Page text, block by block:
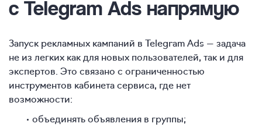
с Telegram Ads напрямую
Запуск рекламных кампаний в Telegram Ads — задача
не из легких как для новых пользователей, так и для
экспертов. Это связано с ограниченностью
инструментов кабинета сервиса, где нет
возможности:
объединять объявления в группы;